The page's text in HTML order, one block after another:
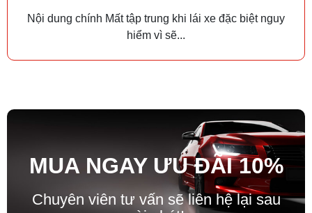
Nội dung chính Mất tập trung khi lái xe đặc biệt nguy
hiểm vì sẽ...
MUA NGAY ƯU ĐÃI10%
Chuyên viên tư vấn sẽ liên hệ lại sau